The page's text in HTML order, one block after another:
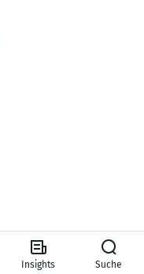
Insights Suche